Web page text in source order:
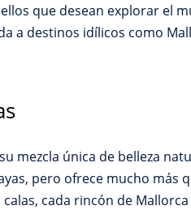
que desean explorar el
a destinos idílicos como
mezcla única de belleza
pero ofrece mucho más
cada rincón de